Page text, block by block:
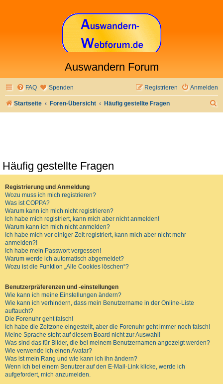
Auswandern Forum
FAQ Spenden Anmelden
Registrieren
Startseite Foren-Übersicht Häufig gestellte Fragen
Häufig gestellte Fragen
Registrierung und Anmeldung
Wozu muss ich mich registrieren?
Was ist COPPA?
Warum kann ich mich nicht registrieren?
Ich habe mich registriert, kann mich aber nicht anmelden!
Warum kann ich mich nicht anmelden?
Ich habe mich vor einiger Zeit registriert, kann mich aber nicht mehr
anmelden?!
Ich habe mein Passwort vergessen!
Warum werde ich automatisch abgemeldet?
Wozu ist die Funktion „Alle Cookies löschen“?
Benutzerpräferenzen und -einstellungen
Wie kann ich meine Einstellungen ändern?
Wie kann ich verhindern, dass mein Benutzername in der Online-Liste
auftaucht?
Die Forenuhr geht falsch!
Ich habe die Zeitzone eingestellt, aber die Forenuhr geht immer noch falsch!
Meine Sprache steht auf diesem Board nicht zur Auswahl!
Was sind das für Bilder, die bei meinem Benutzernamen angezeigt werden?
Wie verwende ich einen Avatar?
Was ist mein Rang und wie kann ich ihn ändern?
Wenn ich bei einem Benutzer auf den E-Mail-Link klicke, werde ich
aufgefordert, mich anzumelden.